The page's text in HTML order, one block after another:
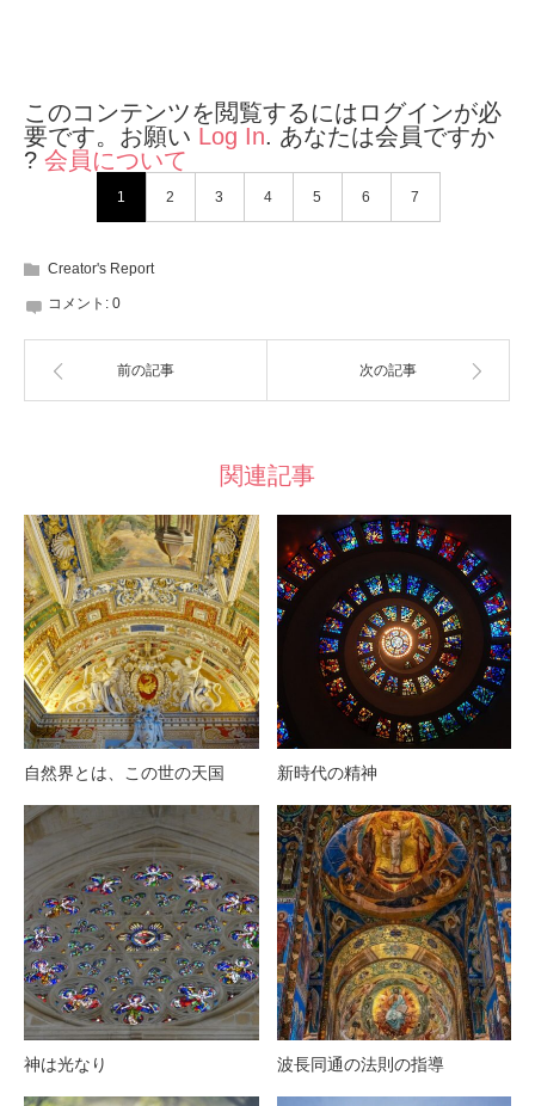
このコンテンツを閲覧するにはログインが必
要です。お願い Log In. あなたは会員ですか
? 会員について
1 2 3 4 5 6 7
Creator's Report
コメント: 0
前の記事 次の記事
関連記事
自然界とは、この世の天国 新時代の精神
神は光なり 波長同通の法則の指導